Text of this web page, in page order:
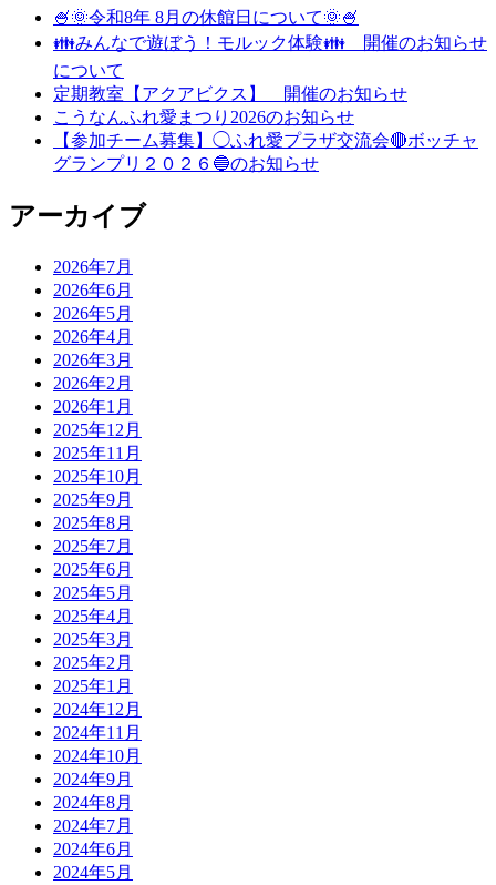
🍧🌞令和8年 8月の休館日について🌞🍧
👪みんなで遊ぼう！モルック体験👪 開催のお知らせ
について
定期教室【アクアビクス】 開催のお知らせ
こうなんふれ愛まつり2026のお知らせ
【参加チーム募集】◯ふれ愛プラザ交流会🔴ボッチャ
グランプリ２０２６🔵のお知らせ
アーカイブ
2026年7月
2026年6月
2026年5月
2026年4月
2026年3月
2026年2月
2026年1月
2025年12月
2025年11月
2025年10月
2025年9月
2025年8月
2025年7月
2025年6月
2025年5月
2025年4月
2025年3月
2025年2月
2025年1月
2024年12月
2024年11月
2024年10月
2024年9月
2024年8月
2024年7月
2024年6月
2024年5月